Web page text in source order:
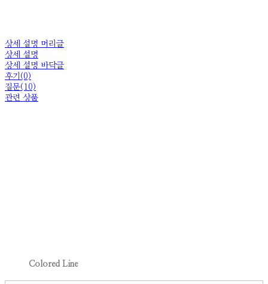
상세 설명 머리글
상세 설명
상세 설명 바닥글
후기(0)
질문(10)
관련 상품
Colored Line